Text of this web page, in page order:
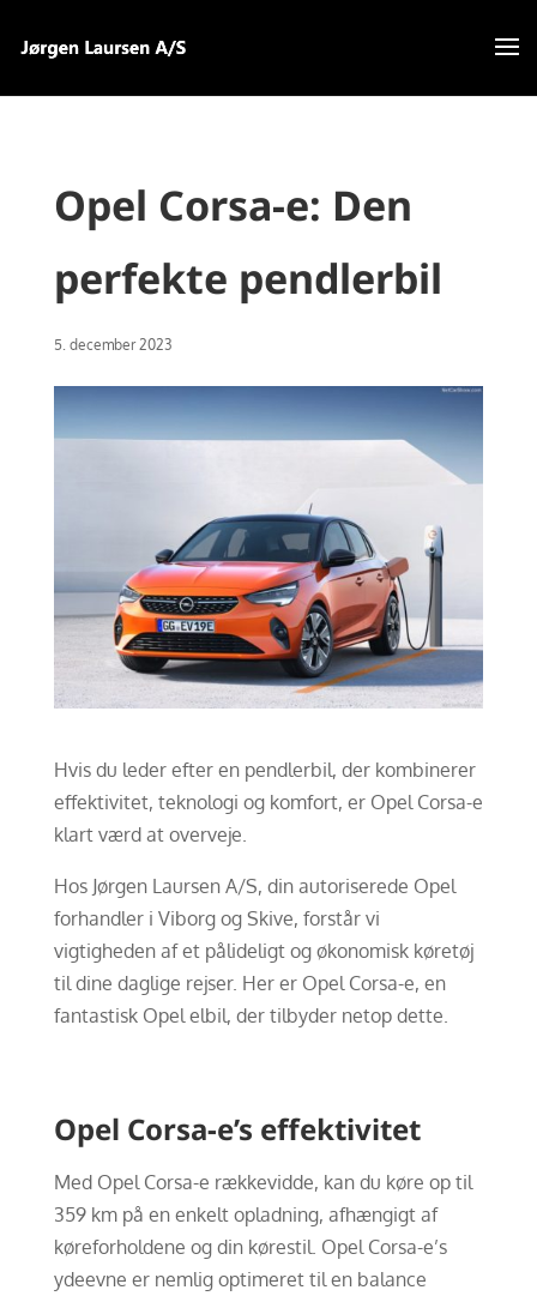
Opel Corsa-e: Den
perfekte pendlerbil
5. december 2023
Hvis du leder efter en pendlerbil, der kombinerer
effektivitet, teknologi og komfort, er Opel Corsa-e
klart værd at overveje.
Hos Jørgen Laursen A/S, din autoriserede Opel
forhandler i Viborg og Skive, forstår vi
vigtigheden af ​​et pålideligt og økonomisk køretøj
til dine daglige rejser. Her er Opel Corsa-e, en
fantastisk Opel elbil, der tilbyder netop dette.
Opel Corsa-e’s effektivitet
Med Opel Corsa-e rækkevidde, kan du køre op til
359 km på en enkelt opladning, afhængigt af
køreforholdene og din kørestil. Opel Corsa-e’s
ydeevne er nemlig optimeret til en balance